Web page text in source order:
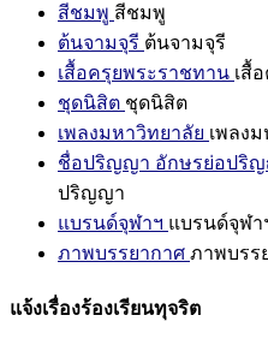
สีชมพู สีชมพู
ต้นจามจุรี ต้นจามจุรี
เสื้อครุยพระราชทาน เสื้
ชุดนิสิต ชุดนิสิต
เพลงมหาวิทยาลัย เพลง
ชื่อปริญญา อักษรย่อปริ
ปริญญา
แบรนด์จุฬาฯ แบรนด์จุฬา
ภาพบรรยากาศ ภาพบรร
แจ้งเรื่องร้องเรียนทุจริต